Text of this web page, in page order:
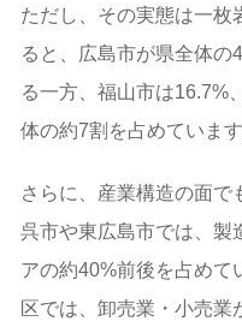
ただし、その実態は一枚
ると、広島市が県全体の
る一方、福山市は16.7%
体の約7割を占めています
さらに、産業構造の面で
呉市や東広島市では、製
アの約40%前後を占めて
区では、卸売業・小売業